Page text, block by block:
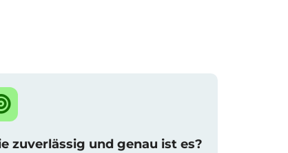
zuverlässig und genau ist es?